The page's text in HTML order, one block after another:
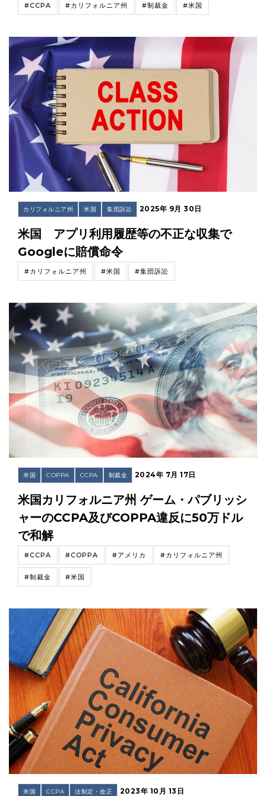
#CCPA #カリフォルニア州 #制裁金 #米国
カリフォルニア州 米国 集団訴訟 2025年 9月 30日
米国 アプリ利用履歴等の不正な収集で
Googleに賠償命令
#カリフォルニア州 #米国 #集団訴訟
米国 COPPA CCPA 制裁金 2024年 7月 17日
米国カリフォルニア州 ゲーム・パブリッシ
ャーのCCPA及びCOPPA違反に50万ドル
で和解
#CCPA #COPPA #アメリカ #カリフォルニア州
#制裁金 #米国
米国 CCPA 法制定・改正 2023年 10月 13日